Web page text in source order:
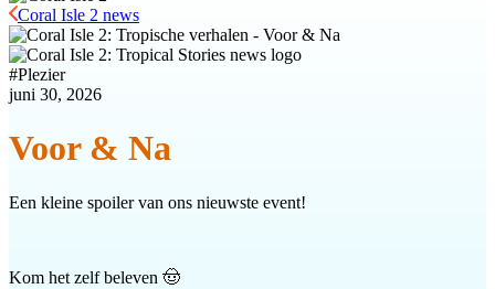
Coral Isle 2 news
#Plezier
juni 30, 2026
Voor & Na
Een kleine spoiler van ons nieuwste event!
Kom het zelf beleven 🤠